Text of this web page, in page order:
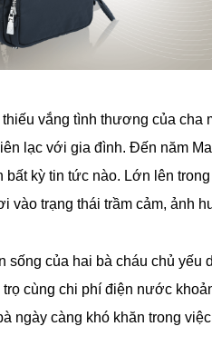
vắng tình thương của cha
lạc với gia đình. Đến năm
bất kỳ tin tức nào. Lớn lên
vào trạng thái trầm cảm, ảnh
sống của hai bà cháu chủ
cùng chi phí điện nước
ngày càng khó khăn trong